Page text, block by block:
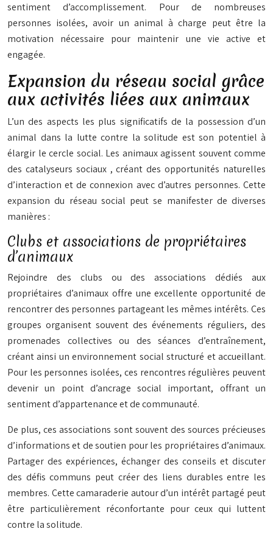
sentiment d’accomplissement. Pour de nombreuses
personnes isolées, avoir un animal à charge peut être la
motivation nécessaire pour maintenir une vie active et
engagée.
Expansion du réseau social grâce
aux activités liées aux animaux
L’un des aspects les plus significatifs de la possession d’un
animal dans la lutte contre la solitude est son potentiel à
élargir le cercle social. Les animaux agissent souvent comme
des catalyseurs sociaux , créant des opportunités naturelles
d’interaction et de connexion avec d’autres personnes. Cette
expansion du réseau social peut se manifester de diverses
manières :
Clubs et associations de propriétaires
d’animaux
Rejoindre des clubs ou des associations dédiés aux
propriétaires d’animaux offre une excellente opportunité de
rencontrer des personnes partageant les mêmes intérêts. Ces
groupes organisent souvent des événements réguliers, des
promenades collectives ou des séances d’entraînement,
créant ainsi un environnement social structuré et accueillant.
Pour les personnes isolées, ces rencontres régulières peuvent
devenir un point d’ancrage social important, offrant un
sentiment d’appartenance et de communauté.
De plus, ces associations sont souvent des sources précieuses
d’informations et de soutien pour les propriétaires d’animaux.
Partager des expériences, échanger des conseils et discuter
des défis communs peut créer des liens durables entre les
membres. Cette camaraderie autour d’un intérêt partagé peut
être particulièrement réconfortante pour ceux qui luttent
contre la solitude.